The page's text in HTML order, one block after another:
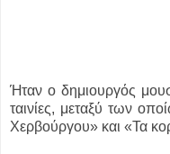
Ήταν ο δημιουργός
ταινίες, μεταξύ των
Χερβούργου» και «Τα